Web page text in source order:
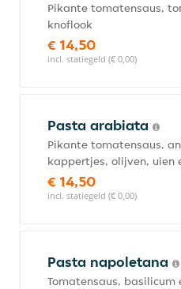
Pikante tomatensaus,
knoflook
€ 14,50
incl. statiegeld (€ 0,00)
Pasta arabiata
Pikante tomatensaus,
kappertjes, olijven, uien
€ 14,50
incl. statiegeld (€ 0,00)
Pasta napoletana
Tomatensaus, basilicum